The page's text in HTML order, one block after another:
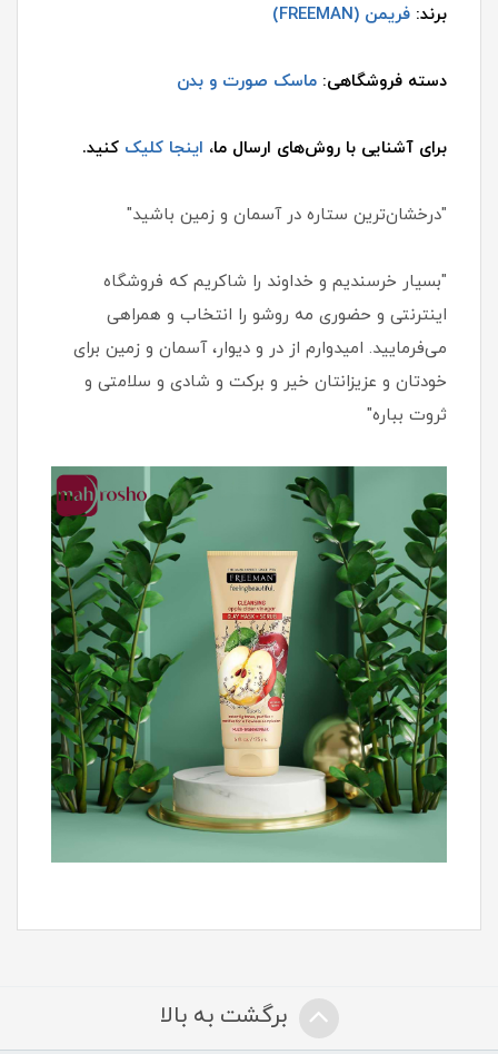
برند: فریمن (FREEMAN)
دسته فروشگاهی: ماسک صورت و بدن
برای آشنایی با روش‌های ارسال ما، اینجا کلیک کنید.
"درخشان‌ترین ستاره در آسمان و زمین باشید"
"بسیار خرسندیم و خداوند را شاکریم که فروشگاه
اینترنتی و حضوری مه روشو را انتخاب و همراهی
می‌فرمایید. امیدوارم از در و دیوار، آسمان و زمین برای
خودتان و عزیزانتان خیر و برکت و شادی و سلامتی و
ثروت بباره"
برگشت به بالا